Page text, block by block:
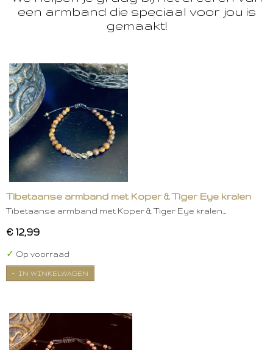
een armband die speciaal voor jou is
gemaakt!
Tibetaanse armband met Koper & Tiger Eye kralen
Tibetaanse armband met Koper & Tiger Eye kralen…
€ 12,99
✓ Op voorraad
IN WINKELWAGEN